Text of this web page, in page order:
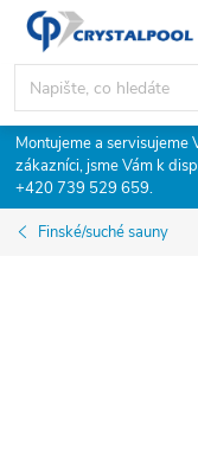
Přejít
obsah
Montujeme a servisujeme
zákazníci, jsme Vám k
+420 739 529 659.
Finské/suché sauny